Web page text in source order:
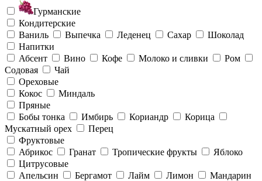
Гурманские
Кондитерские
Ваниль
Выпечка Леденец Сахар
Шоколад
Напитки
Абсент
Вино Кофе Молоко и сливки
Ром
Содовая
Чай
Ореховые
Кокос
Миндаль
Пряные
Бобы тонка
Имбирь Кориандр
Корица
Мускатный орех
Перец
Фруктовые
Абрикос
Гранат Тропические фрукты
Яблоко
Цитрусовые
Апельсин
Бергамот Лайм Лимон
Мандарин